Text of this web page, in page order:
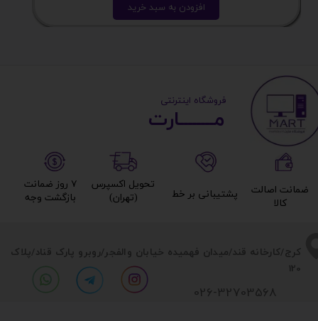
​​کرج/کارخانه قند/میدان فهمیده خیابان والفجر/روبرو پارک قناد/پلاک
120
026-32703568
مــــــــارت​​​​​​
​ ​فروشگاه اینترنتی
۷ روز ضمانت
بازگشت وجه​​​​​​​
تحویل اکسپرس
(تهران)​​​​​​​
پشتیبانی بر خط​​​​​​​
ضمانت اصالت
کالا​​​​​​​